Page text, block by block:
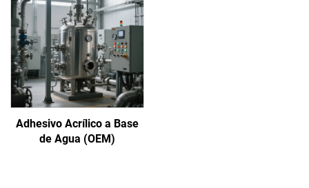
Adhesivo Acrílico a Base
de Agua (OEM)